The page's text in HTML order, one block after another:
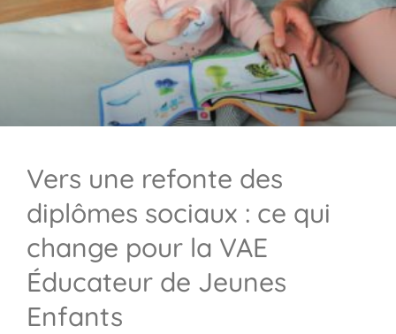
Vers une refonte des
diplômes sociaux : ce qui
change pour la VAE
Éducateur de Jeunes
Enfants